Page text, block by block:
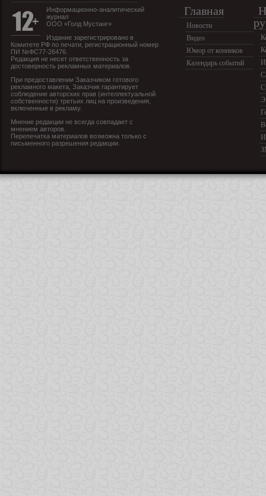
Информационно-аналитический
журнал
ООО «Голд Мустанг»
Издание зарегистрировано в
Комитете РФ по печати, регистрационный номер
ПИ №ФС77-26476.
Редакция не несет ответственность за
достоверность рекламных материалов.
При предоставлении Заказчиком готового
рекламного макета, Заказчик гарантирует
соблюдение авторских прав (интеллектуальной
собственности) третьих лиц на произведения,
включенные в рекламу.
Мнение редакции не всегда совпадает с
мнением авторов.
Перепечатка материалов возможна только с
письменного разрешения редакции.
Главная
Новости
Видео
Юмор от конников
Календарь событий